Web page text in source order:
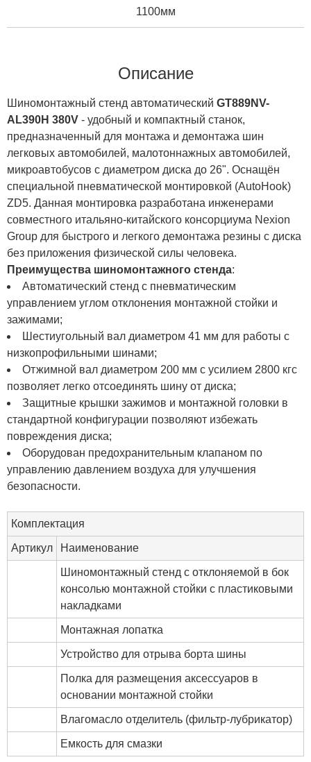
1100мм
Описание
Шиномонтажный стенд автоматический GT889NV-
AL390H 380V - удобный и компактный станок,
предназначенный для монтажа и демонтажа шин
легковых автомобилей, малотоннажных автомобилей,
микроавтобусов с диаметром диска до 26". Оснащён
специальной пневматической монтировкой (AutoHook)
ZD5. Данная монтировка разработана инженерами
совместного итальяно-китайского консорциума Nexion
Group для быстрого и легкого демонтажа резины с диска
без приложения физической силы человека.
Преимущества шиномонтажного стенда:
Автоматический стенд с пневматическим
управлением углом отклонения монтажной стойки и
зажимами;
Шестиугольный вал диаметром 41 мм для работы с
низкопрофильными шинами;
Отжимной вал диаметром 200 мм с усилием 2800 кгс
позволяет легко отсоединять шину от диска;
Защитные крышки зажимов и монтажной головки в
стандартной конфигурации позволяют избежать
повреждения диска;
Оборудован предохранительным клапаном по
управлению давлением воздуха для улучшения
безопасности.
Комплектация
Артикул Наименование
Шиномонтажный стенд с отклоняемой в бок
консолью монтажной стойки с пластиковыми
накладками
Монтажная лопатка
Устройство для отрыва борта шины
Полка для размещения аксессуаров в
основании монтажной стойки
Влагомасло отделитель (фильтр-лубрикатор)
Емкость для смазки